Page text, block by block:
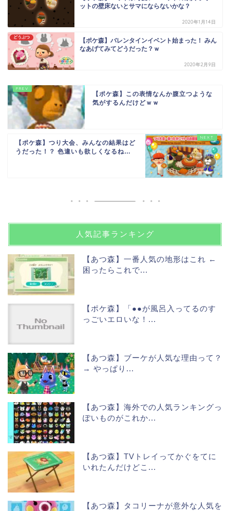
ットの壁床ないとサマにならないかな？
2020年1月14日
どうぶつ
【ポケ森】バレンタインイベント始まった！ みん
なあげてみてどうだった？ｗ
2020年2月9日
【ポケ森】この表情なんか腹立つような
気がするんだけどｗｗ
【ポケ森】つり大会、みんなの結果はど
うだった！？ 色違いも欲しくなるね…
人気記事ランキング
【あつ森】一番人気の地形はこれ ←
困ったらこれで...
【ポケ森】「●●が風呂入ってるのす
っごいエロいな！...
【あつ森】ブーケが人気な理由って？
→ やっぱり...
【あつ森】海外での人気ランキングっ
ぽいものがこれか...
【あつ森】TVトレイってかぐをてに
いれたんだけどこ...
【あつ森】タコリーナが意外な人気を